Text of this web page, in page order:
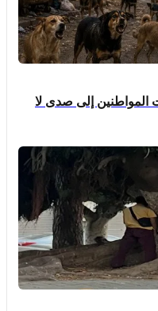
المواطنين إلى صدى لا